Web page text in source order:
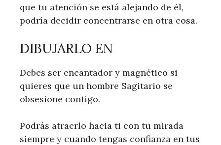
que tu atención se está alejando de él,
podría decidir concentrarse en otra cosa.
DIBUJARLO EN
Debes ser encantador y magnético si
quieres que un hombre Sagitario se
obsesione contigo.
Podrás atraerlo hacia ti con tu mirada
siempre y cuando tengas confianza en tus